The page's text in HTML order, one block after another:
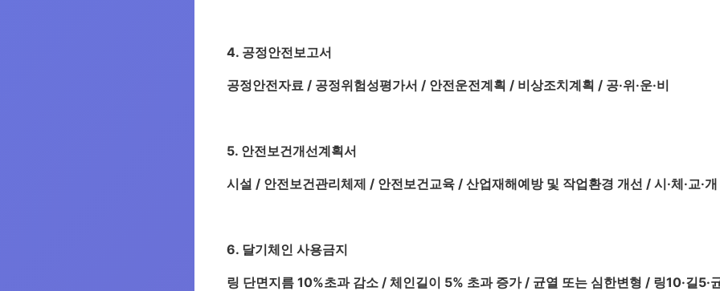
4. 공정안전보고서
공정안전자료 / 공정위험성평가서 / 안전운전계획 / 비상조치계획 / 공·위·운·비
5. 안전보건개선계획서
시설 / 안전보건관리체제 / 안전보건교육 / 산업재해예방 및 작업환경 개선 / 시·체·교·개
6. 달기체인 사용금지
링 단면지름 10%초과 감소 / 체인길이 5% 초과 증가 / 균열 또는 심한변형 / 링10·길5·